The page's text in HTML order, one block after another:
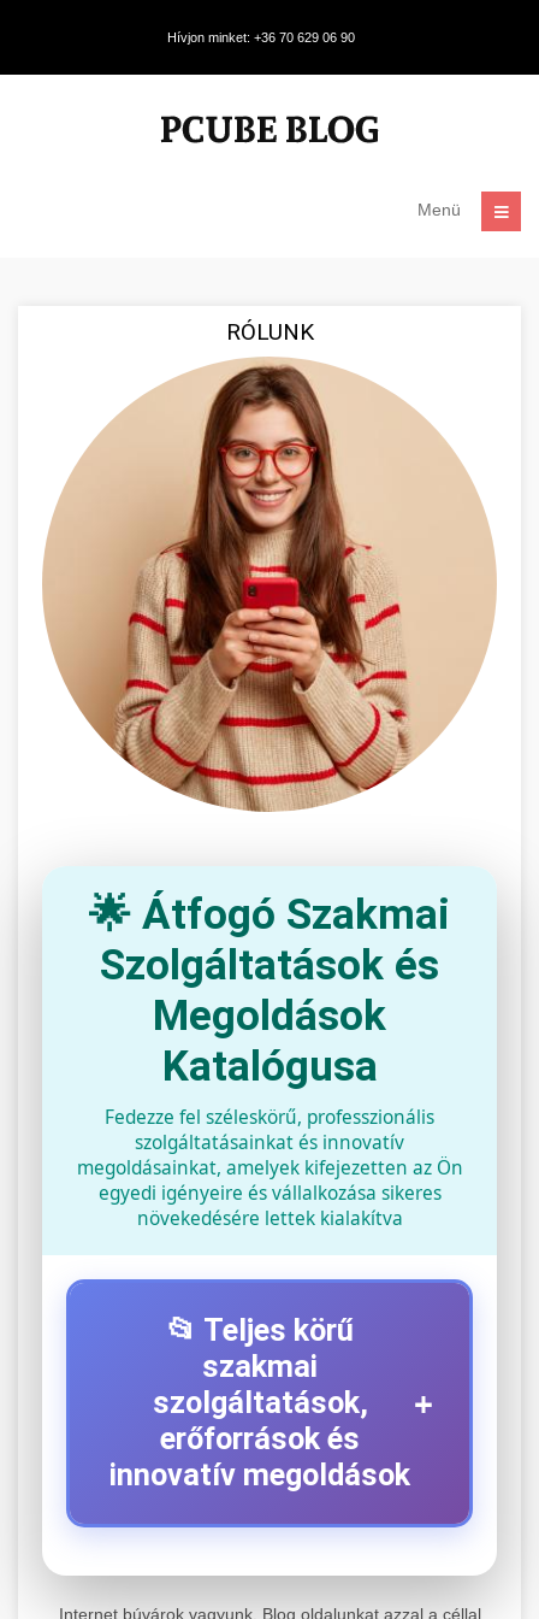
Hívjon minket: +36 70 629 06 90
Menü
RÓLUNK
🌟 Átfogó Szakmai
Szolgáltatások és
Megoldások
Katalógusa
Fedezze fel széleskörű, professzionális
szolgáltatásainkat és innovatív
megoldásainkat, amelyek kifejezetten az Ön
egyedi igényeire és vállalkozása sikeres
növekedésére lettek kialakítva
📂 Teljes körű
szakmai
szolgáltatások,
erőforrások és
innovatív megoldások
+
+
Internet búvárok vagyunk. Blog oldalunkat azzal a céllal